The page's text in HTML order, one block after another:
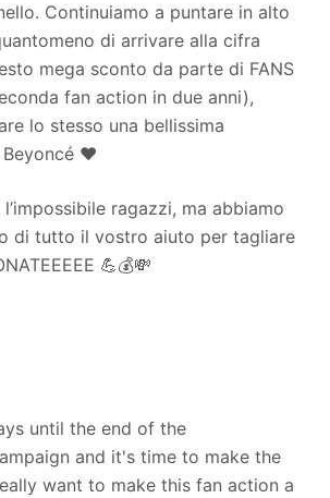
Continuiamo a puntare in alto
di arrivare alla cifra
mega sconto da parte di FANS
fan action in due anni),
lo stesso una bellissima
❤
ragazzi, ma abbiamo
di tutto il vostro aiuto per tagliare
💪💰💸
until the end of the
and it's time to make the
want to make this fan action a